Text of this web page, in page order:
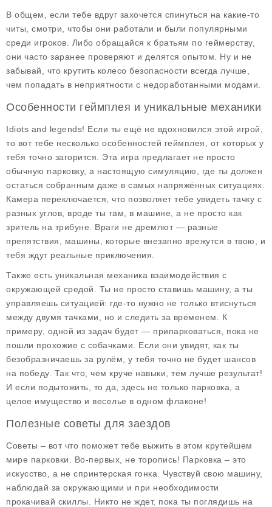
В общем, если тебе вдруг захочется спинуться на какие-то
читы, смотри, чтобы они работали и были популярными
среди игроков. Либо обращайся к братьям по геймерству,
они часто заранее проверяют и делятся опытом. Ну и не
забывай, что крутить колесо безопасности всегда лучше,
чем попадать в неприятности с недоработанными модами.
Особенности геймплея и уникальные механики
Idiots and legends! Если ты ещё не вдохновился этой игрой,
то вот тебе несколько особенностей геймплея , от которых у
тебя точно загорится. Эта игра предлагает не просто
обычную парковку, а настоящую симуляцию, где ты должен
остаться собранным даже в самых напряжённых ситуациях.
Камера переключается, что позволяет тебе увидеть тачку с
разных углов, вроде ты там, в машине, а не просто как
зритель на трибуне. Враги не дремлют — разные
препятствия, машины, которые внезапно врежутся в твою, и
тебя ждут реальные приключения.
Также есть уникальная механика взаимодействия с
окружающей средой. Ты не просто ставишь машину, а ты
управляешь ситуацией: где-то нужно не только втиснуться
между двумя тачками, но и следить за временем. К
примеру, одной из задач будет — припарковаться, пока не
пошли прохожие с собачками. Если они увидят, как ты
безобразничаешь за рулём, у тебя точно не будет шансов
на победу. Так что, чем круче навыки, тем лучше результат!
И если подытожить, то да, здесь не только парковка, а
целое имущество и веселье в одном флаконе!
Полезные советы для заездов
Советы – вот что поможет тебе выжить в этом крутейшем
мире парковки. Во-первых, не торопись! Парковка – это
искусство, а не спринтерская гонка. Чувствуй свою машину,
наблюдай за окружающими и при необходимости
прокачивай скиллы. Никто не ждет, пока ты поглядишь на